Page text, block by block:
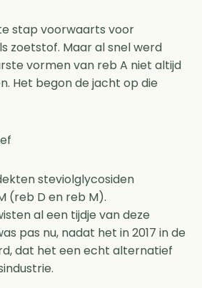
stap voorwaarts voor
zoetstof. Maar al snel werd
vormen van reb A niet altijd
Het begon de jacht op die
steviolglycosiden
(reb D en reb M).
al een tijdje van deze
pas nu, nadat het in 2017 in de
dat het een echt alternatief